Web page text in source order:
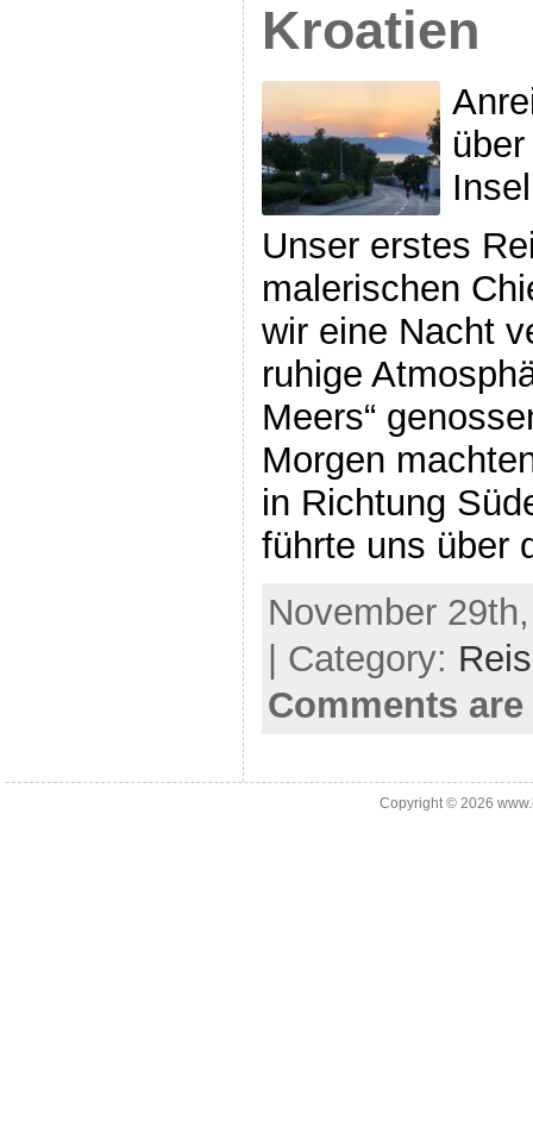
Kroatien
Unser erstes
malerischen
wir eine Nacht
ruhige
Meers“
Morgen
in Richtung
führte uns über
November
| Category:
Comments
Copyright © 2026